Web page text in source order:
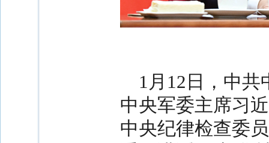
1月12日，中
中央军委主席习
中央纪律检查委